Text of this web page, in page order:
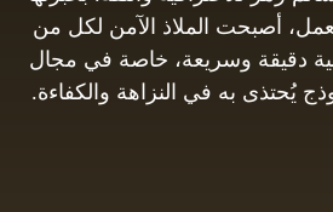
أصبحت الملاذ الآمن لكل من
دقيقة وسريعة، خاصة في مجال
يُحتذى به في النزاهة والكفاءة.